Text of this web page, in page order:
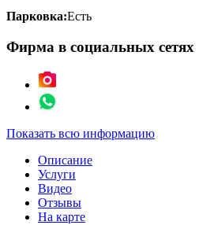
Парковка:Есть
Фирма в социальных сетях
Показать всю информацию
Описание
Услуги
Видео
Отзывы
На карте